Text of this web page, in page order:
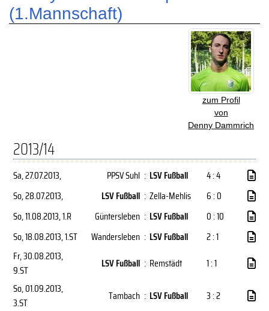
(1.Mannschaft)
zum Profil
von
Denny Dammrich
2013/14
Sa, 27.07.2013, PPSV Suhl : LSV Fußball
4 : 4
So, 28.07.2013, LSV Fußball : Zella-Mehlis
6 : 0
So, 11.08.2013, 1.R Güntersleben : LSV Fußball
0 : 10
So, 18.08.2013, 1.ST Wandersleben : LSV Fußball
2 : 1
Fr, 30.08.2013,
9.ST
LSV Fußball : Remstädt
1 : 1
So, 01.09.2013,
3.ST
Tambach : LSV Fußball
3 : 2